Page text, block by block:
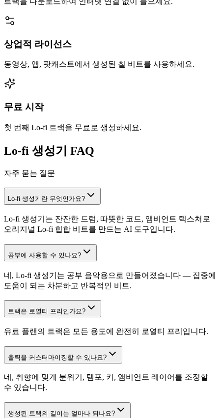
상업적 라이선스
동영상, 앱, 팟캐스트에서 생성된 칠 비트를 사용하세요.
무료 시작
첫 번째 Lo-fi 트랙을 무료로 생성하세요.
Lo-fi 생성기 FAQ
자주 묻는 질문
Lo-fi 생성기란 무엇인가요?
Lo-fi 생성기는 잔잔한 드럼, 따뜻한 코드, 앰비언트 텍스처로
오리지널 Lo-fi 힙합 비트를 만드는 AI 도구입니다.
공부에 사용할 수 있나요?
네, Lo-fi 생성기는 공부 음악용으로 만들어졌습니다 — 집중에
도움이 되는 차분하고 반복적인 비트.
트랙은 로열티 프리인가요?
유료 플랜의 트랙은 모든 용도에 완전히 로열티 프리입니다.
출력을 커스터마이징할 수 있나요?
네, 취향에 맞게 분위기, 템포, 키, 앰비언트 레이어를 조정할
수 있습니다.
생성된 트랙의 길이는 얼마나 되나요?